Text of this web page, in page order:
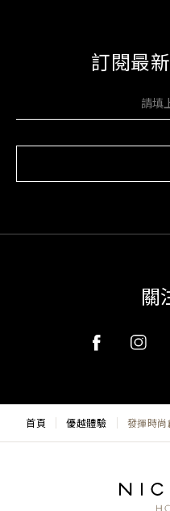
訂閱最
關
首頁 優越體驗 發揮時尚